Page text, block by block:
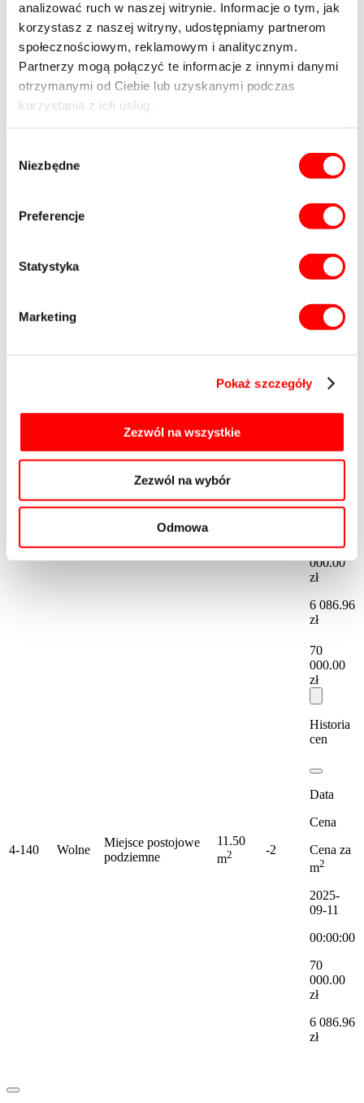
analizować ruch w naszej witrynie. Informacje o tym, jak
korzystasz z naszej witryny, udostępniamy partnerom
społecznościowym, reklamowym i analitycznym.
Partnerzy mogą połączyć te informacje z innymi danymi
otrzymanymi od Ciebie lub uzyskanymi podczas
korzystania z ich usług.
zgody
Niezbędne
Preferencje
Statystyka
Marketing
Pokaż szczegóły
Zezwól na wszystkie
Zezwól na wybór
Odmowa
4-122 Wolne
Miejsce postojowe
podziemne
11.50
m
-2
Cena za
m2
2025-
09-11
70
zł
Miejsce postojowe
podziemne
m2
70
Historia
cen
Data
m
70
000.00
zł
6 086.96
zł
4-140 Wolne
Miejsce postojowe
podziemne
11.50
m2 -2
70
000.00
zł
Historia
cen
Data
Cena
Cena za
m2
2025-
09-11
00:00:00
70
000.00
zł
6 086.96
zł